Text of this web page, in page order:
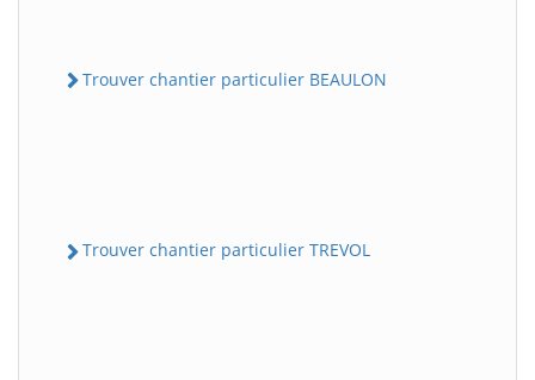
Trouver chantier particulier BEAULON
Trouver chantier particulier TREVOL